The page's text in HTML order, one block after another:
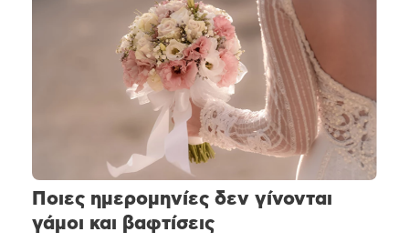
Ποιες ημερομηνίες δεν γίνονται
γάμοι και βαφτίσεις